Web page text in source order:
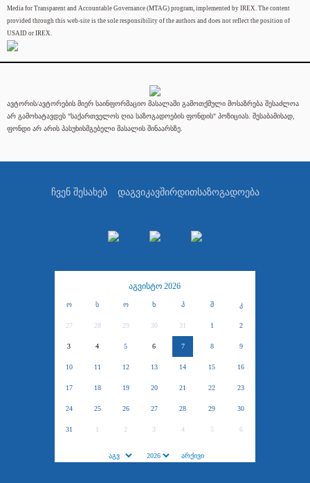
Media for Transparent and Accountable Governance (MTAG) program, implemented by IREX. The content
provided through this web-site is the sole responsibility of the authors and does not reflect the position of
USAID or IREX.
ავტორის/ავტორების მიერ საინფორმაციო მასალაში გამოთქმული მოსაზრება შესაძლოა
არ გამოხატავდეს "საქართველოს ღია საზოგადოების ფონდის" პოზიციას. შესაბამისად,
ფონდი არ არის პასუხისმგებელი მასალის შინაარსზე.
ჩვენ შესახებ დაგვიკავშირდითსაზოგადოება
აგვისტო 2026
ო ს ო ხ პ შ კ
27 28 29 30 31 1 2
3 4 5 6 7 8 9
10 11 12 13 14 15 16
17 18 19 20 21 22 23
24 25 26 27 28 29 30
31 1 2 3 4 5 6